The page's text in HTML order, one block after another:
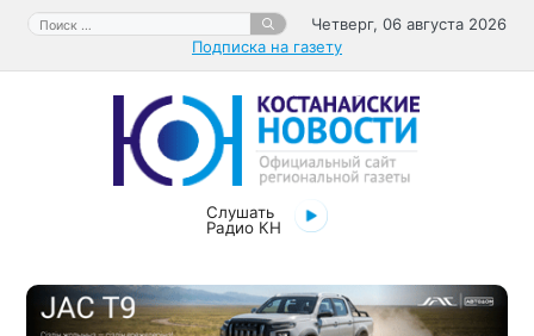
Перейти
содержимому
Поиск:
Четверг, 06 августа 2026
Подписка на газету
Слушать
Радио КН